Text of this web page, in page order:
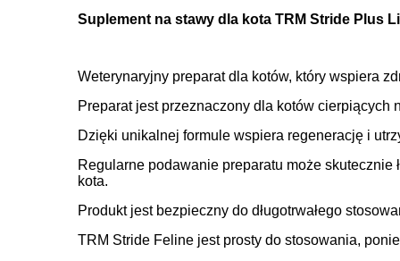
Suplement na stawy dla kota TRM Stride Plus
Weterynaryjny preparat dla kotów, który wspiera
Preparat jest przeznaczony dla kotów cierpiących
Dzięki unikalnej formule wspiera regenerację i
Regularne podawanie preparatu może
kota.
Produkt jest bezpieczny do długotrwałego
TRM Stride Feline jest prosty do stosowania,